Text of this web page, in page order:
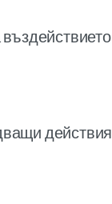
действия